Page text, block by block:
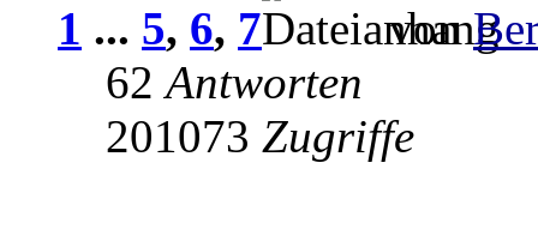
1 ... 5, 6, 7 von
62Antworten
201073 Zugriffe